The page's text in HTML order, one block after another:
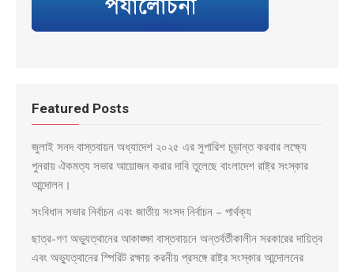
Featured Posts
জুলাই সনদ বাস্তবায়ন অধ্যাদেশ ২০২৫ এর সুপারিশ চূড়ান্ত করবার লক্ষ্যে
পুনরায় ঐকমত্য সভার আয়োজন করার দাবি তুলেছে বাংলাদেশ রাষ্ট্র সংস্কার
আন্দোলন।
সংবিধান সভার নির্বাচন এবং জাতীয় সংসদ নির্বাচন – পার্থক্য
ছাত্র-গণ অভ্যুত্থানের আকাঙ্ক্ষা বাস্তবায়নে অন্তর্বর্তীকালীন সরকারের দায়িত্ব
এবং অভ্যুত্থানের স্পিরিট রক্ষায় করনীয় প্রসঙ্গে রাষ্ট্র সংস্কার আন্দোলনের